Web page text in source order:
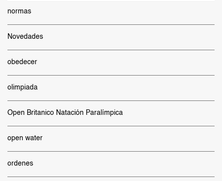
normas
Novedades
obedecer
olimpiada
Open Britanico Natación Paralímpica
open water
ordenes